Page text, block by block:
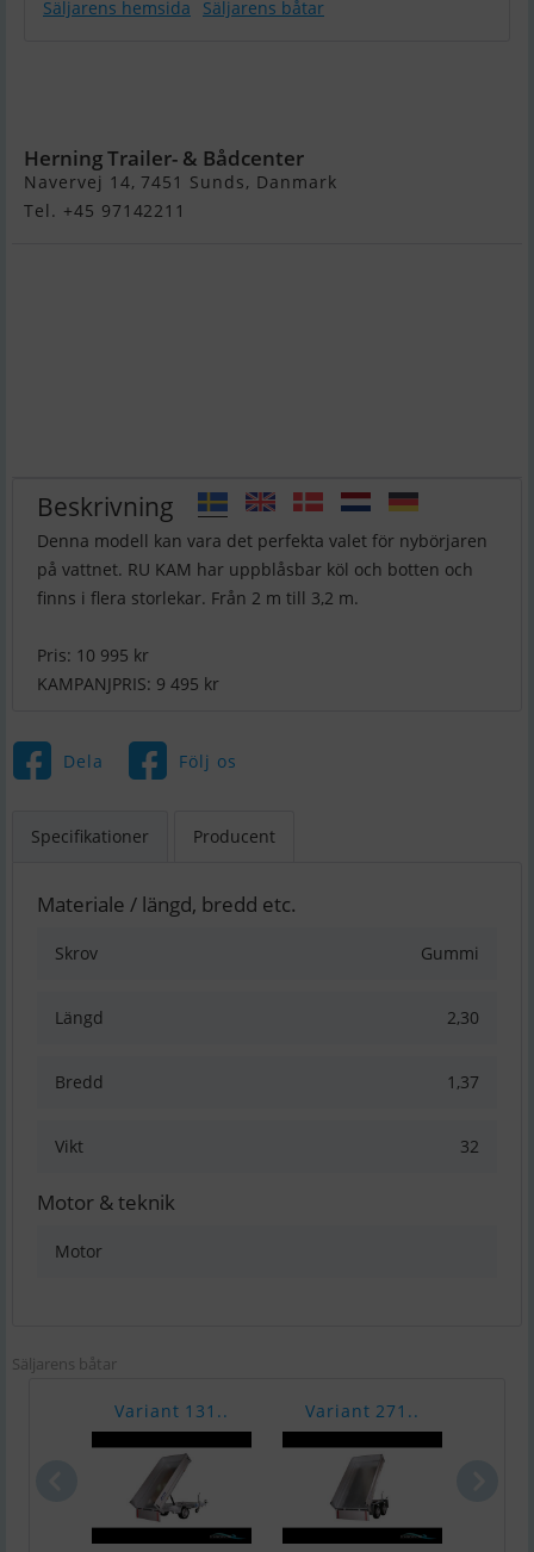
Säljarens hemsida Säljarens båtar
Herning Trailer- & Bådcenter
Navervej 14, 7451 Sunds, Danmark
Tel. +45 97142211
Beskrivning
Denna modell kan vara det perfekta valet för nybörjaren
på vattnet. RU KAM har uppblåsbar köl och botten och
finns i flera storlekar. Från 2 m till 3,2 m.
Pris: 10 995 kr
KAMPANJPRIS: 9 495 kr
Dela Följ os
Specifikationer Producent
Materiale / längd, bredd etc.
Skrov Gummi
Längd 2,30
Bredd 1,37
Vikt 32
Motor & teknik
Motor
Säljarens båtar
Variant 131.. Variant 271..